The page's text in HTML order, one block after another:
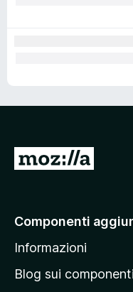
V
a
l
a
Componenti
Informazioni
Blog sui